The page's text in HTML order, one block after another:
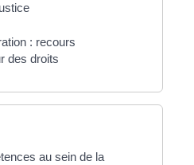
: recours
des droits
au sein de la